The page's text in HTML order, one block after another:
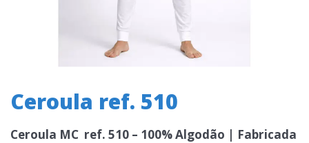
Ceroula ref. 510
Ceroula MC ref. 510 – 100% Algodão | Fabricada